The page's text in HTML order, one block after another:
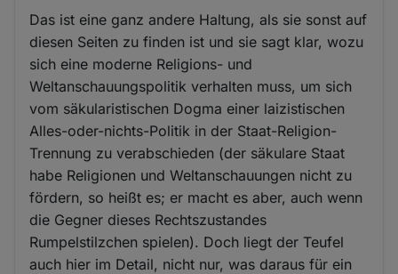
Das ist eine ganz andere Haltung, als sie sonst auf
diesen Seiten zu finden ist und sie sagt klar, wozu
sich eine moderne Religions- und
Weltanschauungspolitik verhalten muss, um sich
vom säkularistischen Dogma einer laizistischen
Alles-oder-nichts-Politik in der Staat-Religion-
Trennung zu verabschieden (der säkulare Staat
habe Religionen und Weltanschauungen nicht zu
fördern, so heißt es; er macht es aber, auch wenn
die Gegner dieses Rechtszustandes
Rumpelstilzchen spielen). Doch liegt der Teufel
auch hier im Detail, nicht nur, was daraus für ein